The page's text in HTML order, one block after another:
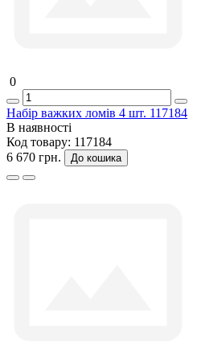
0
Набір важких ломів 4 шт. 117184
В наявності
Код товару: 117184
6 670 грн.
До кошика